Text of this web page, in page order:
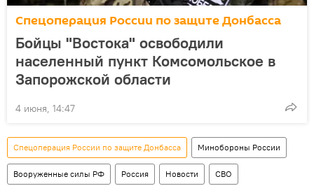
Спецоперация России по защите Донбасса
Бойцы "Востока" освободили
населенный пункт Комсомольское в
Запорожской области
4 июня, 14:47
Спецоперация России по защите Донбасса Минобороны России
Вооруженные силы РФ Россия Новости СВО